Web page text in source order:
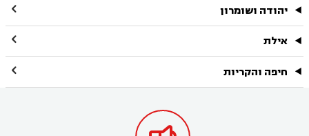
יהודה ושומרון 
אילת 
חיפה והקריות 